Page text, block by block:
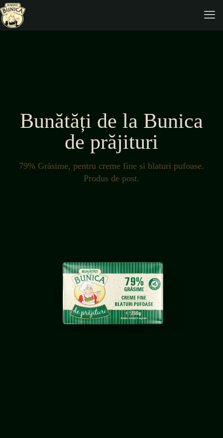
Bunătăți de la Bunica
de prăjituri
79% Grăsime, pentru creme fine si blaturi pufoase.
Produs de post.